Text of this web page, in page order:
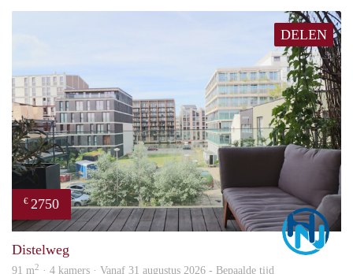
DELEN
€ 2750
Distelweg
91 m2 · 4 kamers · Vanaf 31 augustus 2026 - Bepaalde tijd